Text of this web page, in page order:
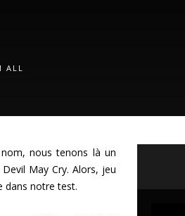
ALL
nous tenons là un
May Cry. Alors, jeu
dans notre test.